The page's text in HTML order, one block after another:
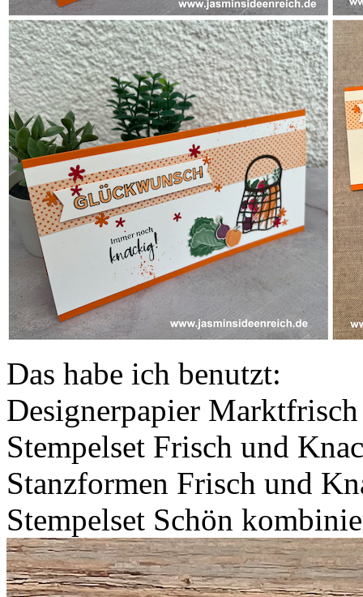
Das habe ich benutzt:
Designerpapier Marktfrisch
Stempelset Frisch und
Stanzformen Frisch und
Stempelset Schön